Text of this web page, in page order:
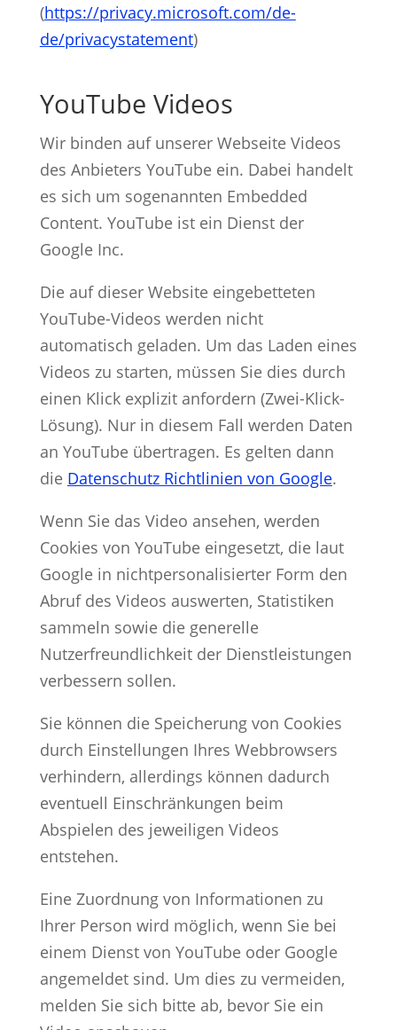
(https://privacy.microsoft.com/de-
de/privacystatement)
YouTube Videos
Wir binden auf unserer Webseite Videos
des Anbieters YouTube ein. Dabei handelt
es sich um sogenannten Embedded
Content. YouTube ist ein Dienst der
Google Inc.
Die auf dieser Website eingebetteten
YouTube-Videos werden nicht
automatisch geladen. Um das Laden eines
Videos zu starten, müssen Sie dies durch
einen Klick explizit anfordern (Zwei-Klick-
Lösung). Nur in diesem Fall werden Daten
an YouTube übertragen. Es gelten dann
die Datenschutz Richtlinien von Google.
Wenn Sie das Video ansehen, werden
Cookies von YouTube eingesetzt, die laut
Google in nichtpersonalisierter Form den
Abruf des Videos auswerten, Statistiken
sammeln sowie die generelle
Nutzerfreundlichkeit der Dienstleistungen
verbessern sollen.
Sie können die Speicherung von Cookies
durch Einstellungen Ihres Webbrowsers
verhindern, allerdings können dadurch
eventuell Einschränkungen beim
Abspielen des jeweiligen Videos
entstehen.
Eine Zuordnung von Informationen zu
Ihrer Person wird möglich, wenn Sie bei
einem Dienst von YouTube oder Google
angemeldet sind. Um dies zu vermeiden,
melden Sie sich bitte ab, bevor Sie ein